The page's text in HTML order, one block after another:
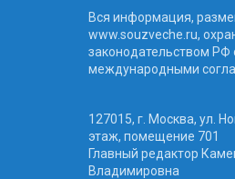
Вся информация,
www.souzveche.ru,
законодательством РФ
международными
127015, г. Москва, ул.
этаж, помещение 701
Главный редактор
Владимировна